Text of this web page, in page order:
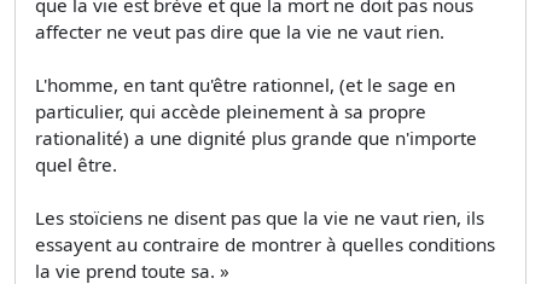
affecter ne veut pas dire que la vie ne vaut rien.
L'homme, en tant qu'être rationnel, (et le sage en
particulier, qui accède pleinement à sa propre
rationalité) a une dignité plus grande que n'importe
quel être.
Les stoïciens ne disent pas que la vie ne vaut rien, ils
essayent au contraire de montrer à quelles conditions
la vie prend toute sa. »